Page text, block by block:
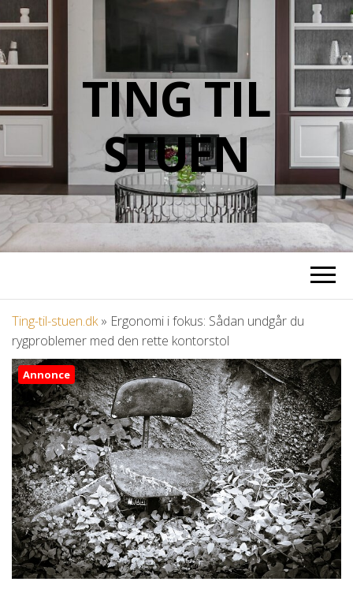
TING TIL
STUEN
Ting-til-stuen.dk» Ergonomi i fokus: Sådan undgår du
rygproblemer med den rette kontorstol
Annonce